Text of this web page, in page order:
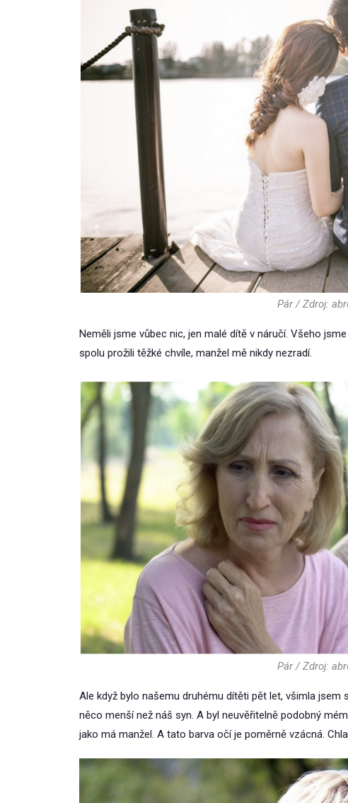
Pár / Zdroj:
Neměli jsme vůbec nic, jen malé dítě v náručí. Všeho
spolu prožili těžké chvíle, manžel mě nikdy nezradí.
Pár / Zdroj:
Ale když bylo našemu druhému dítěti pět let, všimla
něco menší než náš syn. A byl neuvěřitelně podobný
jako má manžel. A tato barva očí je poměrně vzácná.